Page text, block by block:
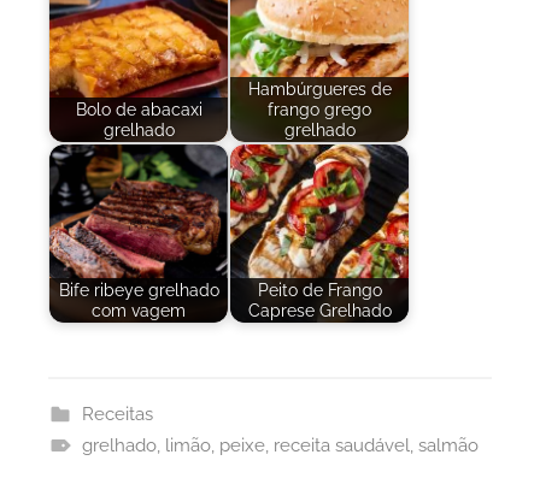
Bolo de abacaxi
grelhado
Hambúrgueres de
frango grego
grelhado
Bife ribeye grelhado
com vagem
Peito de Frango
Caprese Grelhado
Receitas
grelhado, limão, peixe, receita saudável, salmão